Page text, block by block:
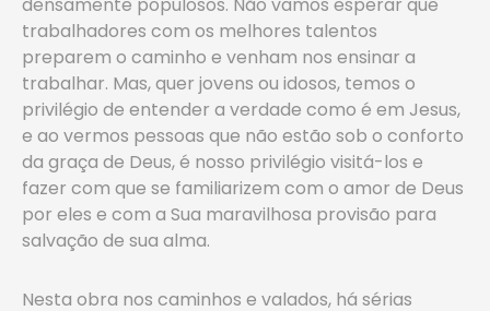
trabalhadores com os melhores talentos
preparem o caminho e venham nos ensinar a
trabalhar. Mas, quer jovens ou idosos, temos o
privilégio de entender a verdade como é em Jesus,
e ao vermos pessoas que não estão sob o conforto
da graça de Deus, é nosso privilégio visitá-los e
fazer com que se familiarizem com o amor de Deus
por eles e com a Sua maravilhosa provisão para
salvação de sua alma.
Nesta obra nos caminhos e valados, há sérias